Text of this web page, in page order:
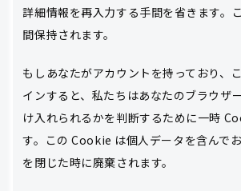
詳細情報を再入力する手間を省きます。
間保持されます。
もしあなたがアカウントを持っており、
インすると、私たちはあなたのブラウザ
け入れられるかを判断するために一時
す。この Cookie は個人データを含んで
を閉じた時に廃棄されます。